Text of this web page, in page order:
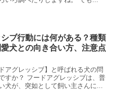
ブ行動には何がある？種類
犬との向き合い方、注意点
アグレッシブ】と呼ばれる犬の問
すか？ フードアグレッシブは、普
犬が、突如として飼い主さんに...